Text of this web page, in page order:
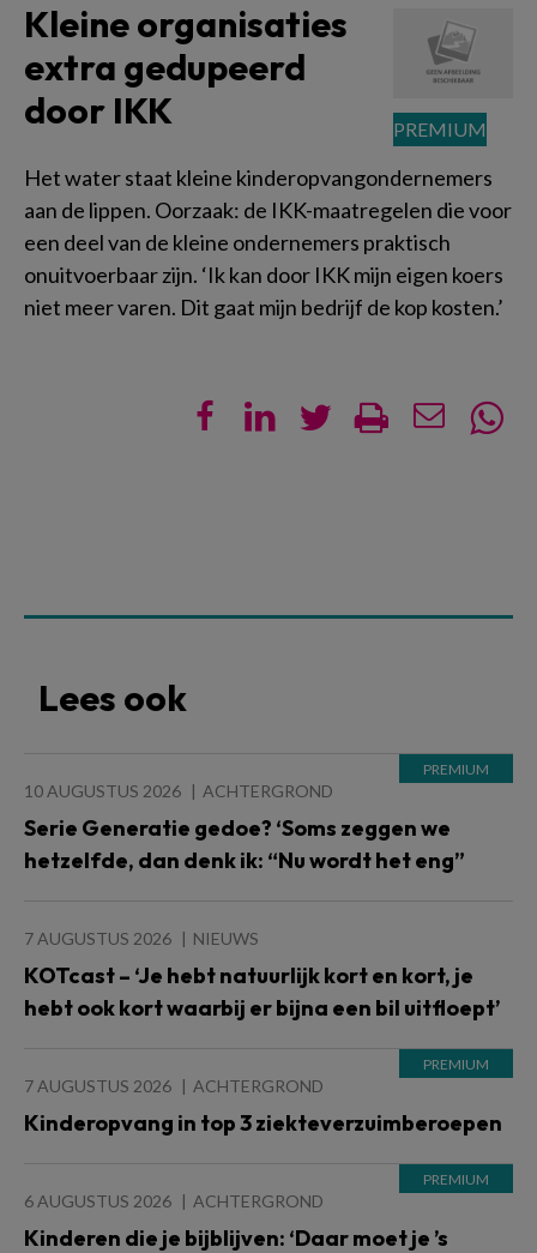
Kleine organisaties
extra gedupeerd
door IKK
Het water staat kleine kinderopvangondernemers
aan de lippen. Oorzaak: de IKK-maatregelen die voor
een deel van de kleine ondernemers praktisch
onuitvoerbaar zijn. ‘Ik kan door IKK mijn eigen koers
niet meer varen. Dit gaat mijn bedrijf de kop kosten.’
Lees ook
10 AUGUSTUS 2026 ACHTERGROND
Serie Generatie gedoe? ‘Soms zeggen we
hetzelfde, dan denk ik: “Nu wordt het eng”
7 AUGUSTUS 2026 NIEUWS
KOTcast – ‘Je hebt natuurlijk kort en kort, je
hebt ook kort waarbij er bijna een bil uitfloept’
7 AUGUSTUS 2026 ACHTERGROND
Kinderopvang in top 3 ziekteverzuimberoepen
6 AUGUSTUS 2026 ACHTERGROND
Kinderen die je bijblijven: ‘Daar moet je ’s